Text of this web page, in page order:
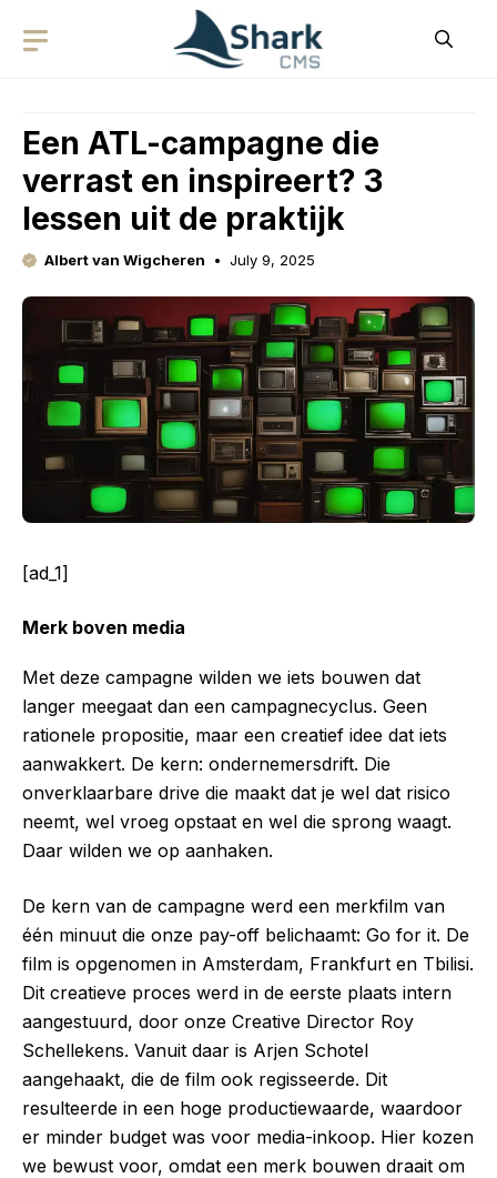
Een ATL-campagne die
verrast en inspireert? 3
lessen uit de praktijk
Albert van Wigcheren July 9, 2025
[ad_1]
Merk boven media
Met deze campagne wilden we iets bouwen dat
langer meegaat dan een campagnecyclus. Geen
rationele propositie, maar een creatief idee dat iets
aanwakkert. De kern: ondernemersdrift. Die
onverklaarbare drive die maakt dat je wel dat risico
neemt, wel vroeg opstaat en wel die sprong waagt.
Daar wilden we op aanhaken.
De kern van de campagne werd een merkfilm van
één minuut die onze pay-off belichaamt: Go for it. De
film is opgenomen in Amsterdam, Frankfurt en Tbilisi.
Dit creatieve proces werd in de eerste plaats intern
aangestuurd, door onze Creative Director Roy
Schellekens. Vanuit daar is Arjen Schotel
aangehaakt, die de film ook regisseerde. Dit
resulteerde in een hoge productiewaarde, waardoor
er minder budget was voor media-inkoop. Hier kozen
we bewust voor, omdat een merk bouwen draait om